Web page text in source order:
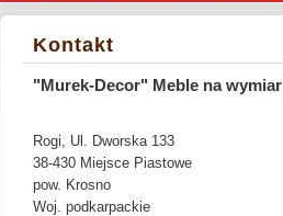
Kontakt
"Murek-Decor" Meble na wymiar
Rogi, Ul. Dworska 133
38-430 Miejsce Piastowe
pow. Krosno
Woj. podkarpackie